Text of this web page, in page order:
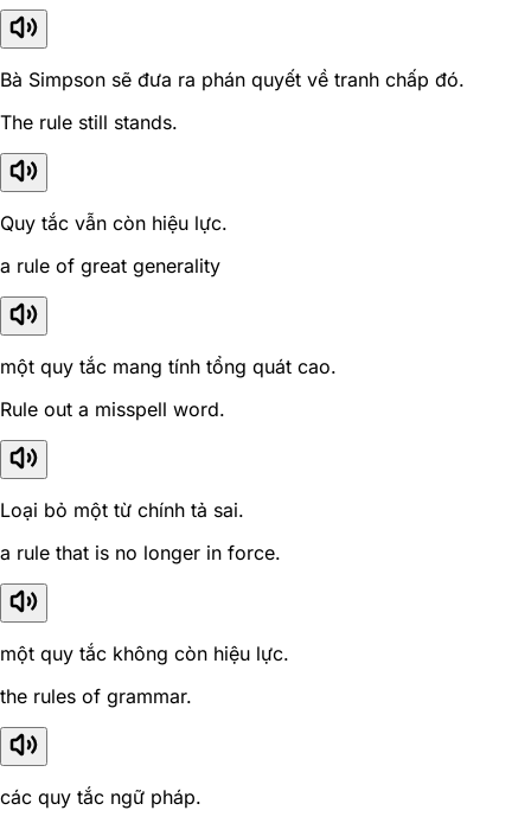
Bà Simpson sẽ đưa ra phán quyết về tranh chấp đó.
The rule still stands.
Quy tắc vẫn còn hiệu lực.
a rule of great generality
một quy tắc mang tính tổng quát cao.
Rule out a misspell word.
Loại bỏ một từ chính tả sai.
a rule that is no longer in force.
một quy tắc không còn hiệu lực.
the rules of grammar.
các quy tắc ngữ pháp.